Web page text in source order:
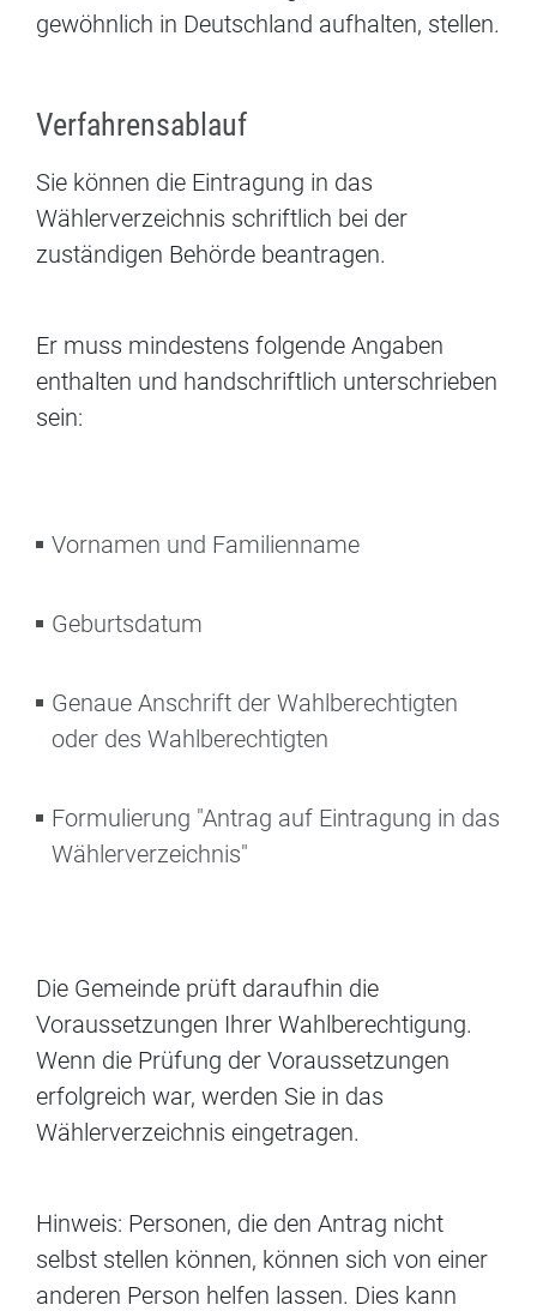
gewöhnlich in Deutschland aufhalten, stellen.
Verfahrensablauf
Sie können die Eintragung in das
Wählerverzeichnis schriftlich bei der
zuständigen Behörde beantragen.
Er muss mindestens folgende Angaben
enthalten und handschriftlich unterschrieben
sein:
Vornamen und Familienname
Geburtsdatum
Genaue Anschrift der Wahlberechtigten
oder des Wahlberechtigten
Formulierung "Antrag auf Eintragung in das
Wählerverzeichnis"
Die Gemeinde prüft daraufhin die
Voraussetzungen Ihrer Wahlberechtigung.
Wenn die Prüfung der Voraussetzungen
erfolgreich war, werden Sie in das
Wählerverzeichnis eingetragen.
Hinweis: Personen, die den Antrag nicht
selbst stellen können, können sich von einer
anderen Person helfen lassen. Dies kann